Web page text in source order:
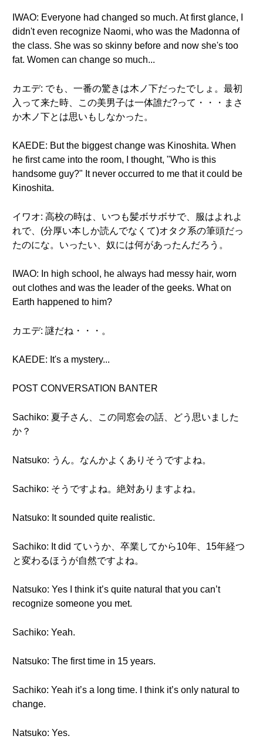
IWAO: Everyone had changed so much. At first glance, I
didn't even recognize Naomi, who was the Madonna of
the class. She was so skinny before and now she's too
fat. Women can change so much...
カエデ: でも、一番の驚きは木ノ下だったでしょ。最初
入って来た時、この美男子は一体誰だ?って・・・まさ
か木ノ下とは思いもしなかった。
KAEDE: But the biggest change was Kinoshita. When
he first came into the room, I thought, "Who is this
handsome guy?" It never occurred to me that it could be
Kinoshita.
イワオ: 高校の時は、いつも髪ボサボサで、服はよれよ
れで、(分厚い本しか読んでなくて)オタク系の筆頭だっ
たのにな。いったい、奴には何があったんだろう。
IWAO: In high school, he always had messy hair, worn
out clothes and was the leader of the geeks. What on
Earth happened to him?
カエデ: 謎だね・・・。
KAEDE: It's a mystery...
POST CONVERSATION BANTER
Sachiko: 夏子さん、この同窓会の話、どう思いました
か？
Natsuko: うん。なんかよくありそうですよね。
Sachiko: そうですよね。絶対ありますよね。
Natsuko: It sounded quite realistic.
Sachiko: It did ていうか、卒業してから10年、15年経つ
と変わるほうが自然ですよね。
Natsuko: Yes I think it’s quite natural that you can’t
recognize someone you met.
Sachiko: Yeah.
Natsuko: The first time in 15 years.
Sachiko: Yeah it’s a long time. I think it’s only natural to
change.
Natsuko: Yes.